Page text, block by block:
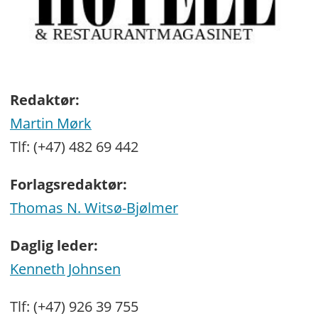
Redaktør:
Martin Mørk
Tlf: (+47) 482 69 442
Forlagsredaktør:
Thomas N. Witsø-Bjølmer
Daglig leder:
Kenneth Johnsen
Tlf: (+47) 926 39 755